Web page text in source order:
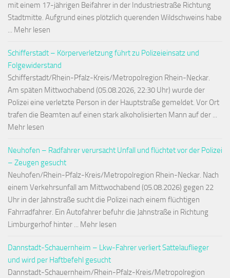
mit einem 17-jährigen Beifahrer in der Industriestraße Richtung
Stadtmitte. Aufgrund eines plötzlich querenden Wildschweins habe
... Mehr lesen
Schifferstadt – Körperverletzung führt zu Polizeieinsatz und
Folgewiderstand
Schifferstadt/Rhein-Pfalz-Kreis/Metropolregion Rhein-Neckar.
Am späten Mittwochabend (05.08.2026, 22:30 Uhr) wurde der
Polizei eine verletzte Person in der Hauptstraße gemeldet. Vor Ort
trafen die Beamten auf einen stark alkoholisierten Mann auf der ...
Mehr lesen
Neuhofen – Radfahrer verursacht Unfall und flüchtet vor der Polizei
– Zeugen gesucht
Neuhofen/Rhein-Pfalz-Kreis/Metropolregion Rhein-Neckar. Nach
einem Verkehrsunfall am Mittwochabend (05.08.2026) gegen 22
Uhr in der Jahnstraße sucht die Polizei nach einem flüchtigen
Fahrradfahrer. Ein Autofahrer befuhr die Jahnstraße in Richtung
Limburgerhof hinter ... Mehr lesen
Dannstadt-Schauernheim – Lkw-Fahrer verliert Sattelauflieger
und wird per Haftbefehl gesucht
Dannstadt-Schauernheim/Rhein-Pfalz-Kreis/Metropolregion